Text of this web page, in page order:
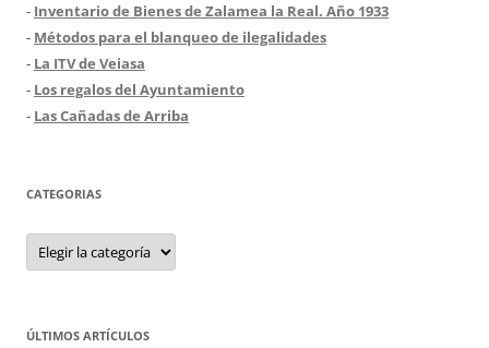
- Inventario de Bienes de Zalamea la Real. Año 1933
- Métodos para el blanqueo de ilegalidades
- La ITV de Veiasa
- Los regalos del Ayuntamiento
- Las Cañadas de Arriba
CATEGORIAS
Categorias
ÚLTIMOS ARTÍCULOS